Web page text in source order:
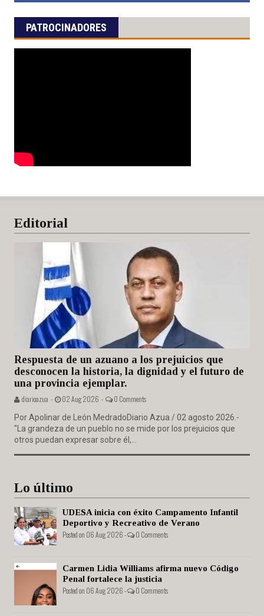
PATROCINADORES
Editorial
Respuesta de un azuano a los prejuicios que
desconocen la historia, la dignidad y el futuro de
una provincia ejemplar.
diarioazua - 02 Aug 2026 - 0 Comments
Por Apolinar de León MedradoDiario Azua / 02 agosto 2026.-
"La grandeza de un pueblo no se mide por los prejuicios que
otros puedan expresar sobre él,...
Lo último
UDESA inicia con éxito Campamento Infantil
Deportivo y Recreativo de Verano
Posted on 06 Aug 2026 - 0 Comments
Carmen Lidia Williams afirma nuevo Código
Penal fortalece la justicia
Posted on 06 Aug 2026 - 0 Comments